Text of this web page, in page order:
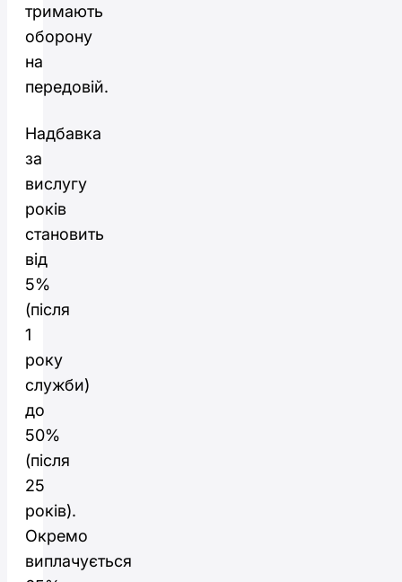
тримають
оборону
на
передовій.
Надбавка
за
вислугу
років
становить
від
5%
(після
1
року
служби)
до
50%
(після
25
років).
Окремо
виплачується